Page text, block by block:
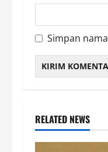
Simpan
RELATED NEWS